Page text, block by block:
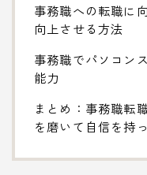
事務職への転職に
向上させる方法
事務職でパソコン
能力
まとめ：事務職転
を磨いて自信を持